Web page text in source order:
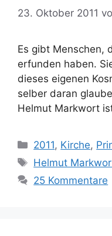
23. Oktober 2011
Es gibt Menschen,
erfunden haben.
dieses eigenen
selber daran
Helmut Markwort
Kategorien
2011, Kirche,
Schlagwörter
Helmut
25 Kommentare